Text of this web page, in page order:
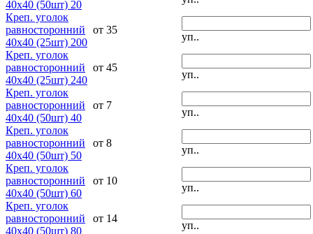
40х40 (50шт) 20
Креп. уголок
равносторонний
40х40 (25шт) 200
от 35
уп..
Креп. уголок
равносторонний
40х40 (25шт) 240
от 45
уп..
Креп. уголок
равносторонний
40х40 (50шт) 40
от 7
уп..
Креп. уголок
равносторонний
40х40 (50шт) 50
от 8
уп..
Креп. уголок
равносторонний
40х40 (50шт) 60
от 10
уп..
Креп. уголок
равносторонний
40х40 (50шт) 80
от 14
уп..